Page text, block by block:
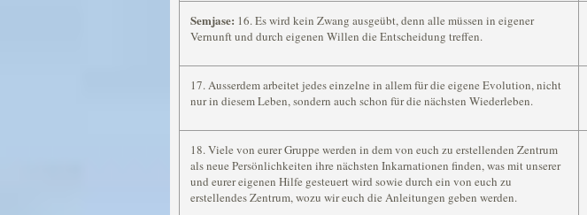
Semjase: 16. Es wird kein Zwang ausgeübt, denn alle müssen in eigener
Vernunft und durch eigenen Willen die Entscheidung treffen.
17. Ausserdem arbeitet jedes einzelne in allem für die eigene Evolution, nicht
nur in diesem Leben, sondern auch schon für die nächsten Wiederleben.
18. Viele von eurer Gruppe werden in dem von euch zu erstellenden Zentrum
als neue Persönlichkeiten ihre nächsten Inkarnationen finden, was mit unserer
und eurer eigenen Hilfe gesteuert wird sowie durch ein von euch zu
erstellendes Zentrum, wozu wir euch die Anleitungen geben werden.